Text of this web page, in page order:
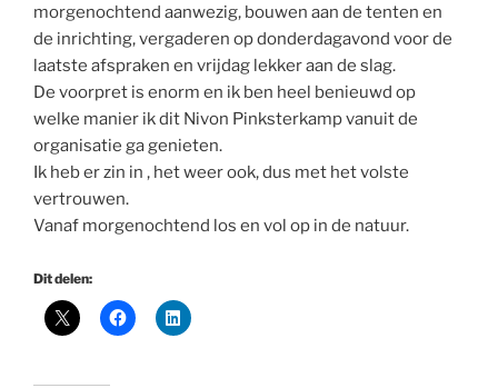
morgenochtend aanwezig, bouwen aan de tenten en
de inrichting, vergaderen op donderdagavond voor de
laatste afspraken en vrijdag lekker aan de slag.
De voorpret is enorm en ik ben heel benieuwd op
welke manier ik dit Nivon Pinksterkamp vanuit de
organisatie ga genieten.
Ik heb er zin in , het weer ook, dus met het volste
vertrouwen.
Vanaf morgenochtend los en vol op in de natuur.
Dit delen: